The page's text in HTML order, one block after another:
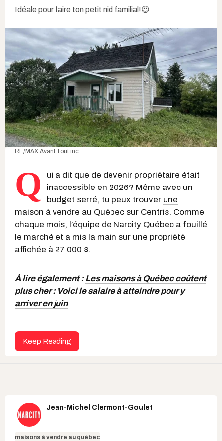
Idéale pour faire ton petit nid familial!😍
RE/MAX Avant Tout inc
Q ui a dit que de devenir propriétaire était
inaccessible en 2026? Même avec un
budget serré, tu peux trouver une
maison à vendre au Québec sur Centris. Comme
chaque mois, l’équipe de Narcity Québec a fouillé
le marché et a mis la main sur une propriété
affichée à 27 000 $.
À lire également :Les maisons à Québec coûtent
plus cher : Voici le salaire à atteindre pour y
arriver en juin
Keep Reading
Jean-Michel Clermont-Goulet
maisons à vendre au québec